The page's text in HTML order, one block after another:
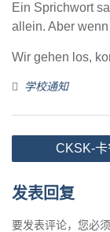
Ein Sprichwort
allein. Aber
Wir gehen los,
学校通知
文
章
导
CKSK-卡
发表回复
要发表评论，您必